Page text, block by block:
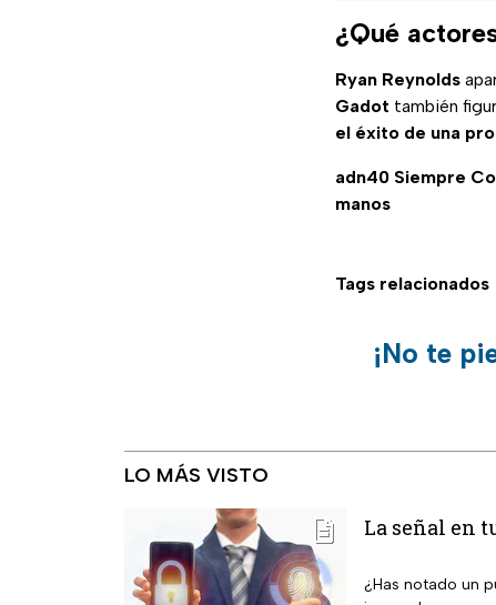
¿Qué
Ryan Reynolds
Gadot también
el éxito de una
adn40 Siempre
manos
Tags relacionados
¡No te
LO MÁS VISTO
La señal en
¿Has notado un